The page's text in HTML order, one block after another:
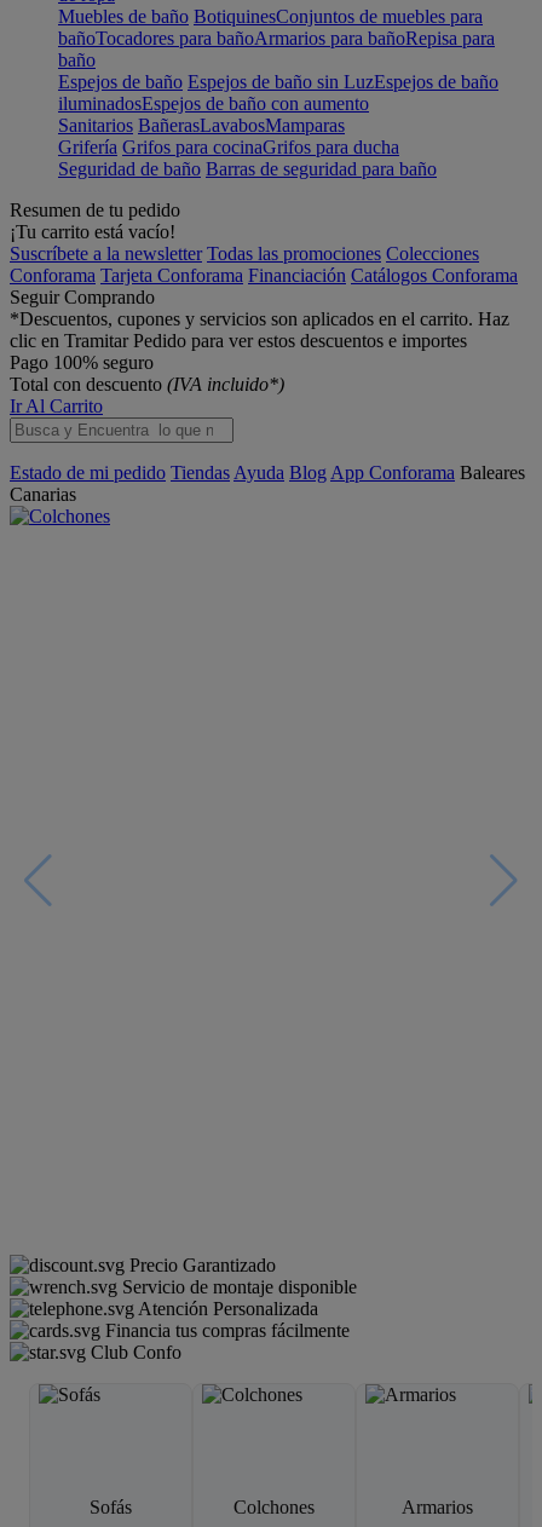
Muebles de baño BotiquinesConjuntos de muebles para
bañoTocadores para bañoArmarios para bañoRepisa para
baño
Espejos de baño Espejos de baño sin LuzEspejos de baño
iluminadosEspejos de baño con aumento
Sanitarios BañerasLavabosMamparas
Grifería Grifos para cocinaGrifos para ducha
Seguridad de baño Barras de seguridad para baño
Resumen de tu pedido
¡Tu carrito está vacío!
Suscríbete a la newsletter Todas las promociones Colecciones
Conforama Tarjeta Conforama Financiación Catálogos Conforama
Seguir Comprando
*Descuentos, cupones y servicios son aplicados en el carrito. Haz
clic en Tramitar Pedido para ver estos descuentos e importes
Pago 100% seguro
Total con descuento (IVA incluido*)
Ir Al Carrito
Estado de mi pedido Tiendas Ayuda Blog App Conforama Baleares
Canarias
Precio Garantizado
Servicio de montaje disponible
Atención Personalizada
Financia tus compras fácilmente
Club Confo
Sofás Colchones Armarios